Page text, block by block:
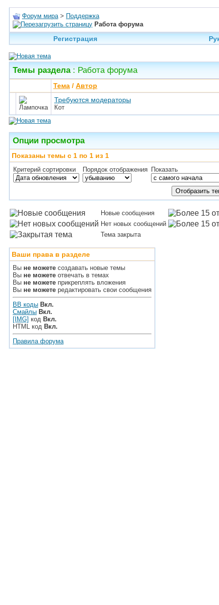
Форум мира > Поддержка
Работа форума
Регистрация
Темы раздела: Работа форума
Тема / Автор
Требуются модераторы
Кот
Опции просмотра
Показаны темы с 1 по 1 из 1
Критерий сортировки Порядок отображения Показать
Новые сообщения
Нет новых сообщений
Тема закрыта
Ваши права в разделе
Вы не можете создавать новые темы
Вы не можете отвечать в темах
Вы не можете прикреплять вложения
Вы не можете редактировать свои сообщения
BB коды Вкл.
Смайлы Вкл.
[IMG] код Вкл.
HTML код Вкл.
Правила форума